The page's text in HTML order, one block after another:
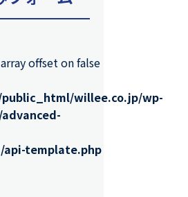
offset on false
public_html/willee.co.jp/wp-
api-template.php